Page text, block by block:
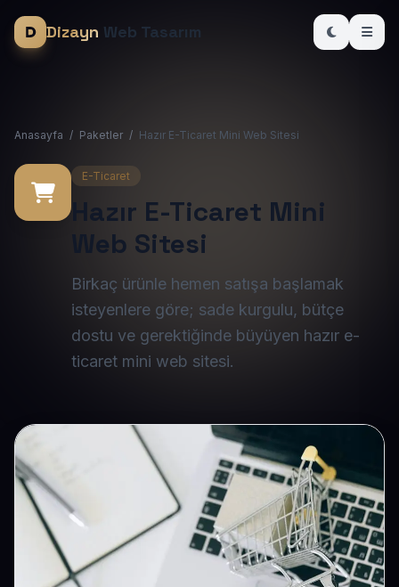
Dizayn Web Tasarım
Anasayfa / Paketler / Hazır E-Ticaret Mini Web Sitesi
E-Ticaret
Hazır E-Ticaret Mini
Web Sitesi
Birkaç ürünle hemen satışa başlamak
isteyenlere göre; sade kurgulu, bütçe
dostu ve gerektiğinde büyüyen hazır e-
ticaret mini web sitesi.